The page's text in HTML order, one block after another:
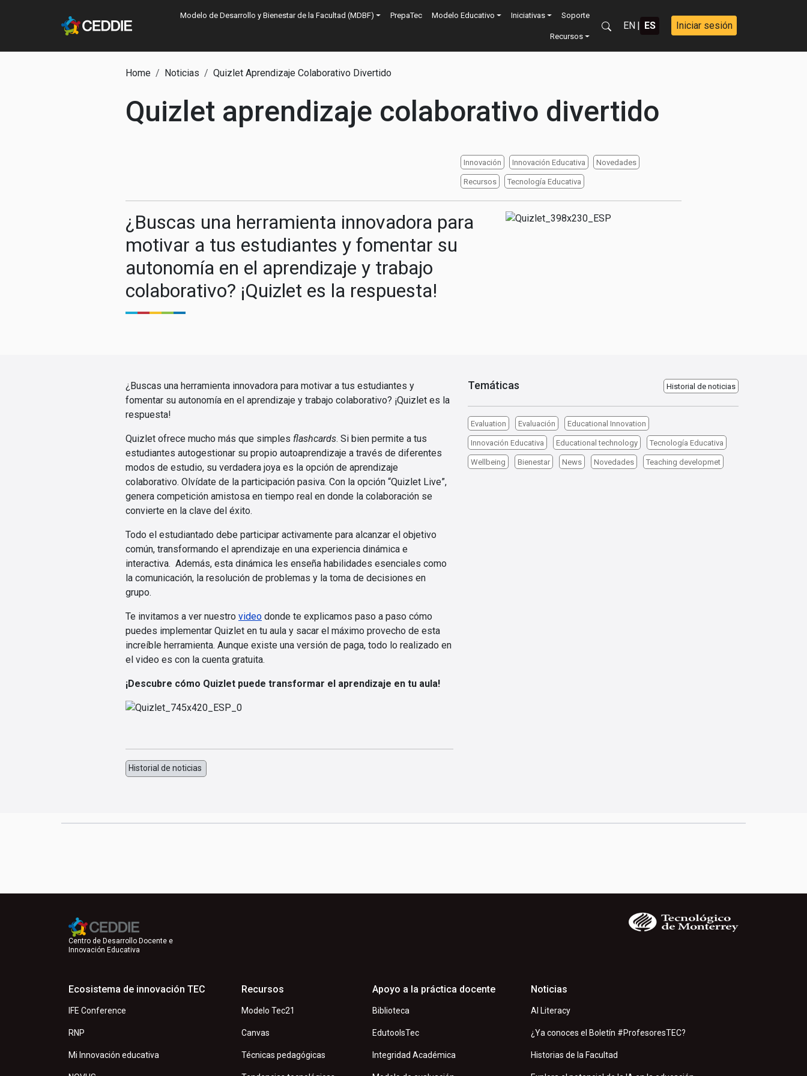
Main navigation
Modelo de Desarrollo y Bienestar de la Facultad (MDBF) PrepaTec Modelo Educativo Iniciativas Soporte
Recursos
EN | ES Iniciar sesión
Ruta de navegación
Home Noticias Quizlet Aprendizaje Colaborativo Divertido
Quizlet aprendizaje colaborativo divertido
Innovación Innovación Educativa Novedades
Recursos Tecnología Educativa
¿Buscas una herramienta innovadora para
motivar a tus estudiantes y fomentar su
autonomía en el aprendizaje y trabajo
colaborativo? ¡Quizlet es la respuesta!
Image
¿Buscas una herramienta innovadora para motivar a tus estudiantes y
fomentar su autonomía en el aprendizaje y trabajo colaborativo? ¡Quizlet es la
respuesta!
Quizlet ofrece mucho más que simples flashcards. Si bien permite a tus
estudiantes autogestionar su propio autoaprendizaje a través de diferentes
modos de estudio, su verdadera joya es la opción de aprendizaje
colaborativo. Olvídate de la participación pasiva. Con la opción “Quizlet Live”,
genera competición amistosa en tiempo real en donde la colaboración se
convierte en la clave del éxito.
Todo el estudiantado debe participar activamente para alcanzar el objetivo
común, transformando el aprendizaje en una experiencia dinámica e
interactiva. Además, esta dinámica les enseña habilidades esenciales como
la comunicación, la resolución de problemas y la toma de decisiones en
grupo.
Te invitamos a ver nuestro video donde te explicamos paso a paso cómo
puedes implementar Quizlet en tu aula y sacar el máximo provecho de esta
increíble herramienta. Aunque existe una versión de paga, todo lo realizado en
el video es con la cuenta gratuita.
¡Descubre cómo Quizlet puede transformar el aprendizaje en tu aula!
Historial de noticias
Temáticas Historial de noticias
Evaluation Evaluación Educational Innovation
Innovación Educativa Educational technology Tecnología Educativa
Wellbeing Bienestar News Novedades Teaching developmet
Centro de Desarrollo Docente e
Innovación Educativa
Ecosistema de innovación TEC
IFE Conference
RNP
Mi Innovación educativa
Recursos
Modelo Tec21
Canvas
Técnicas pedagógicas
Apoyo a la práctica docente
Biblioteca
EdutoolsTec
Integridad Académica
Noticias
AI Literacy
¿Ya conoces el Boletín #ProfesoresTEC?
Historias de la Facultad